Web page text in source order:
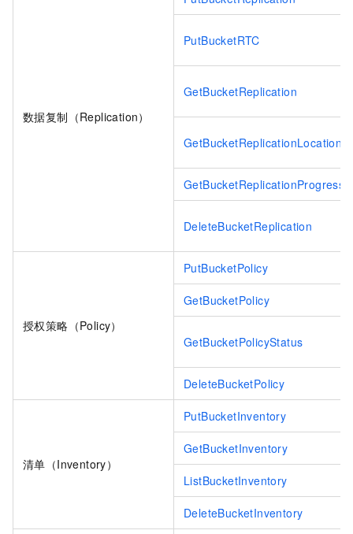
数据复制（Replication）
PutBucketRTC
GetBucketReplication
GetBucketReplicationLocation
GetBucketReplicationProgress
DeleteBucketReplication
授权策略（Policy）
PutBucketPolicy
GetBucketPolicy
GetBucketPolicyStatus
DeleteBucketPolicy
清单（Inventory）
PutBucketInventory
GetBucketInventory
ListBucketInventory
DeleteBucketInventory